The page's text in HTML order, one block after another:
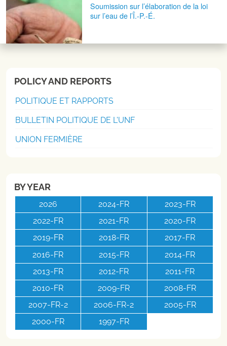
Soumission sur l’élaboration de la loi
sur l’eau de l’Î.-P.-É.
POLICY AND REPORTS
POLITIQUE ET RAPPORTS
BULLETIN POLITIQUE DE L'UNF
UNION FERMIÈRE
BY YEAR
2026 2024-FR
2023-FR
2022-FR
2021-FR
2020-FR
2019-FR
2018-FR
2017-FR
2016-FR
2015-FR
2014-FR
2013-FR
2012-FR
2011-FR
2010-FR
2009-FR
2008-FR
2007-FR-2
2006-FR-2
2005-FR
2000-FR
1997-FR